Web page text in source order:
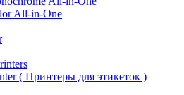
All-in-One
( Принтеры для этикеток )